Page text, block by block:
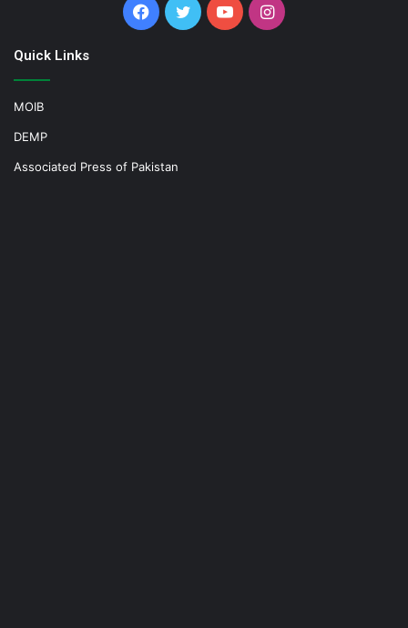
Facebook
TwitterYouTubeInstagram
Quick Links
MOIB
DEMP
Associated Press of Pakistan